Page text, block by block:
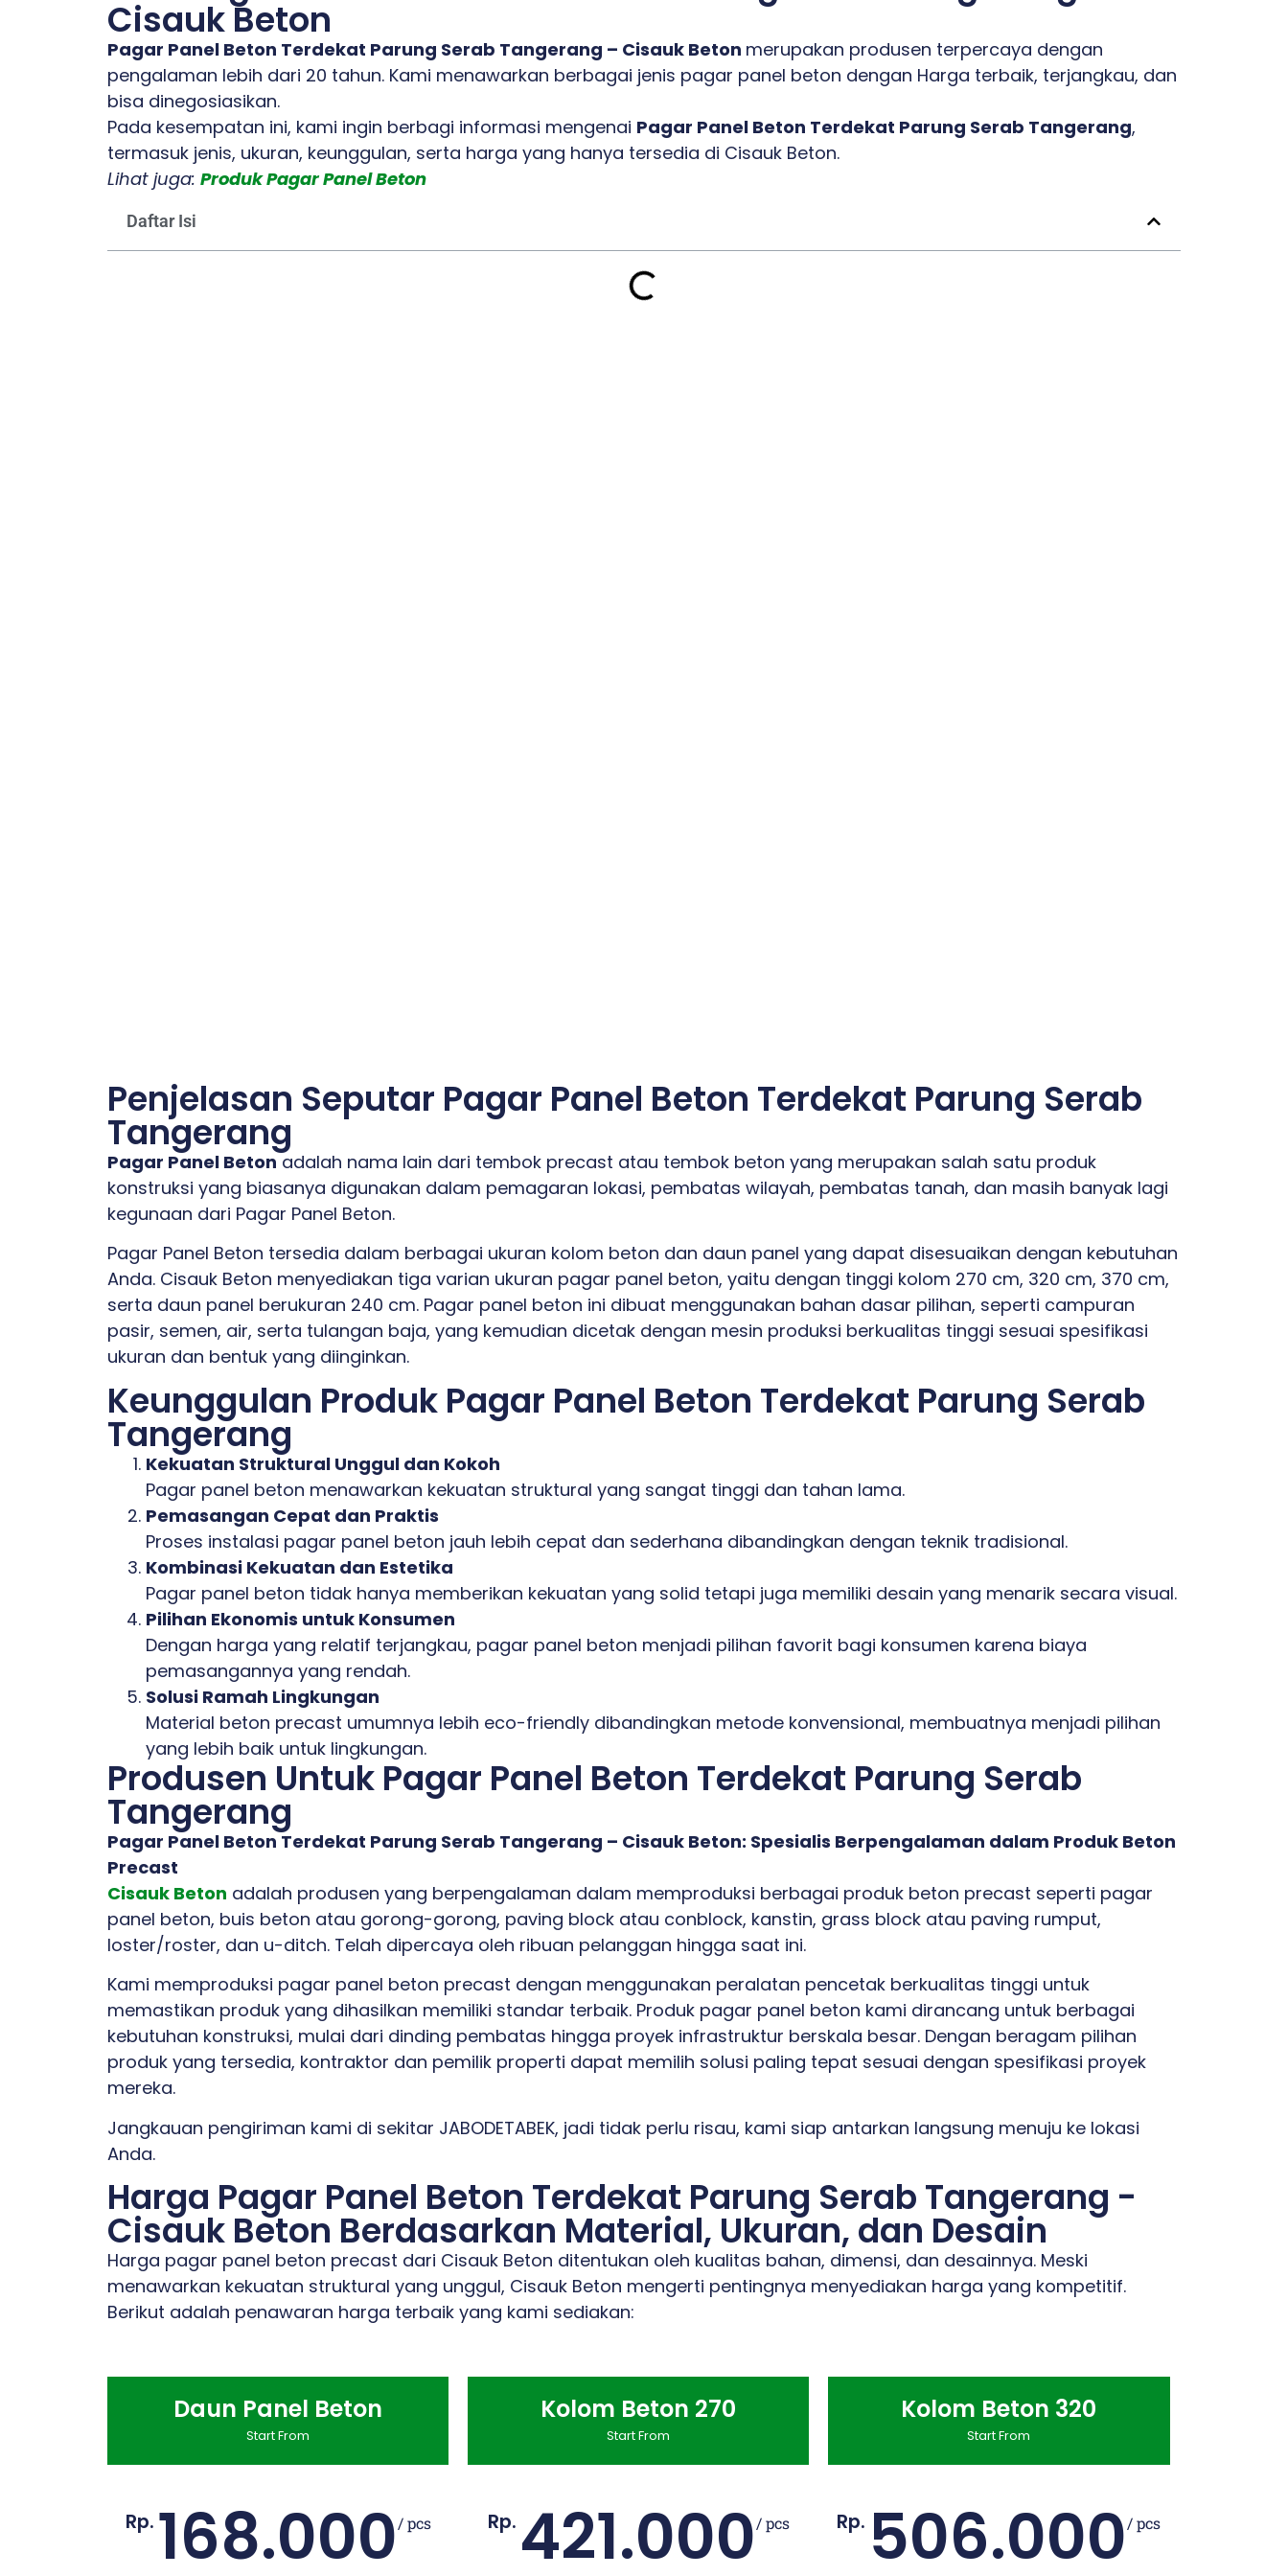
Cisauk Beton
Pagar Panel Beton Terdekat Parung Serab Tangerang – Cisauk Beton merupakan produsen terpercaya dengan
pengalaman lebih dari 20 tahun. Kami menawarkan berbagai jenis pagar panel beton dengan Harga terbaik, terjangkau, dan
bisa dinegosiasikan.
Pada kesempatan ini, kami ingin berbagi informasi mengenai Pagar Panel Beton Terdekat Parung Serab Tangerang,
termasuk jenis, ukuran, keunggulan, serta harga yang hanya tersedia di Cisauk Beton.
Lihat juga: Produk Pagar Panel Beton
Daftar Isi
Penjelasan Seputar Pagar Panel Beton Terdekat Parung Serab
Tangerang
Pagar Panel Beton adalah nama lain dari tembok precast atau tembok beton yang merupakan salah satu produk
konstruksi yang biasanya digunakan dalam pemagaran lokasi, pembatas wilayah, pembatas tanah, dan masih banyak lagi
kegunaan dari Pagar Panel Beton.
Pagar Panel Beton tersedia dalam berbagai ukuran kolom beton dan daun panel yang dapat disesuaikan dengan kebutuhan
Anda. Cisauk Beton menyediakan tiga varian ukuran pagar panel beton, yaitu dengan tinggi kolom 270 cm, 320 cm, 370 cm,
serta daun panel berukuran 240 cm. Pagar panel beton ini dibuat menggunakan bahan dasar pilihan, seperti campuran
pasir, semen, air, serta tulangan baja, yang kemudian dicetak dengan mesin produksi berkualitas tinggi sesuai spesifikasi
ukuran dan bentuk yang diinginkan.
Keunggulan Produk Pagar Panel Beton Terdekat Parung Serab
Tangerang
Kekuatan Struktural Unggul dan Kokoh
Pagar panel beton menawarkan kekuatan struktural yang sangat tinggi dan tahan lama.
Pemasangan Cepat dan Praktis
Proses instalasi pagar panel beton jauh lebih cepat dan sederhana dibandingkan dengan teknik tradisional.
Kombinasi Kekuatan dan Estetika
Pagar panel beton tidak hanya memberikan kekuatan yang solid tetapi juga memiliki desain yang menarik secara visual.
Pilihan Ekonomis untuk Konsumen
Dengan harga yang relatif terjangkau, pagar panel beton menjadi pilihan favorit bagi konsumen karena biaya
pemasangannya yang rendah.
Solusi Ramah Lingkungan
Material beton precast umumnya lebih eco-friendly dibandingkan metode konvensional, membuatnya menjadi pilihan
yang lebih baik untuk lingkungan.
Produsen Untuk Pagar Panel Beton Terdekat Parung Serab
Tangerang
Pagar Panel Beton Terdekat Parung Serab Tangerang – Cisauk Beton: Spesialis Berpengalaman dalam Produk Beton
Precast
Cisauk Beton adalah produsen yang berpengalaman dalam memproduksi berbagai produk beton precast seperti pagar
panel beton, buis beton atau gorong-gorong, paving block atau conblock, kanstin, grass block atau paving rumput,
loster/roster, dan u-ditch. Telah dipercaya oleh ribuan pelanggan hingga saat ini.
Kami memproduksi pagar panel beton precast dengan menggunakan peralatan pencetak berkualitas tinggi untuk
memastikan produk yang dihasilkan memiliki standar terbaik. Produk pagar panel beton kami dirancang untuk berbagai
kebutuhan konstruksi, mulai dari dinding pembatas hingga proyek infrastruktur berskala besar. Dengan beragam pilihan
produk yang tersedia, kontraktor dan pemilik properti dapat memilih solusi paling tepat sesuai dengan spesifikasi proyek
mereka.
Jangkauan pengiriman kami di sekitar JABODETABEK, jadi tidak perlu risau, kami siap antarkan langsung menuju ke lokasi
Anda.
Harga Pagar Panel Beton Terdekat Parung Serab Tangerang -
Cisauk Beton Berdasarkan Material, Ukuran, dan Desain
Harga pagar panel beton precast dari Cisauk Beton ditentukan oleh kualitas bahan, dimensi, dan desainnya. Meski
menawarkan kekuatan struktural yang unggul, Cisauk Beton mengerti pentingnya menyediakan harga yang kompetitif.
Berikut adalah penawaran harga terbaik yang kami sediakan:
Daun Panel Beton
Start From
Rp. 168.000/ pcs
Kolom Beton 270
Start From
Rp. 421.000/ pcs
Kolom Beton 320
Start From
Rp. 506.000/ pcs